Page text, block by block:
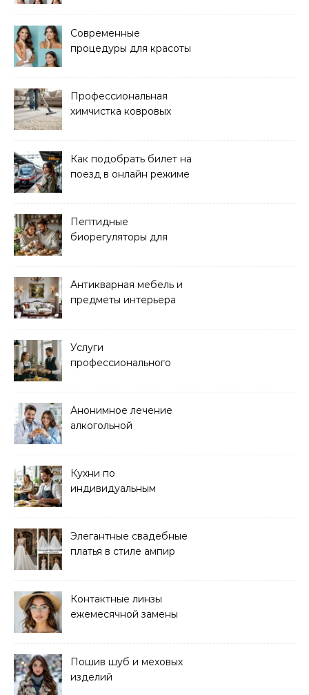
Современные
процедуры для красоты
Профессиональная
химчистка ковровых
Как подобрать билет на
поезд в онлайн режиме
Пептидные
биорегуляторы для
Антикварная мебель и
предметы интерьера
Услуги
профессионального
формата
Анонимное лечение
алкогольной
Кухни по
индивидуальным
Элегантные свадебные
платья в стиле ампир
Контактные линзы
ежемесячной замены
Пошив шуб и меховых
изделий